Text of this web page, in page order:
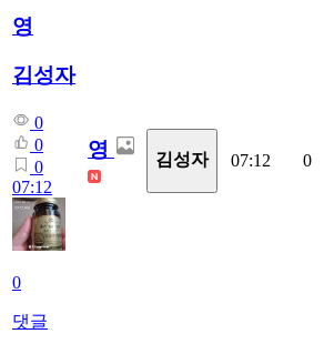
영
김성자
0
0
0
07:12
0
댓글
영 김성자 07:12 0